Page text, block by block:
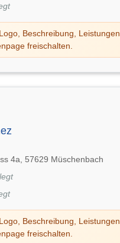
Logo, Beschreibung, Leistungen,
freischalten.
4a, 57629 Müschenbach
Logo, Beschreibung, Leistungen,
freischalten.